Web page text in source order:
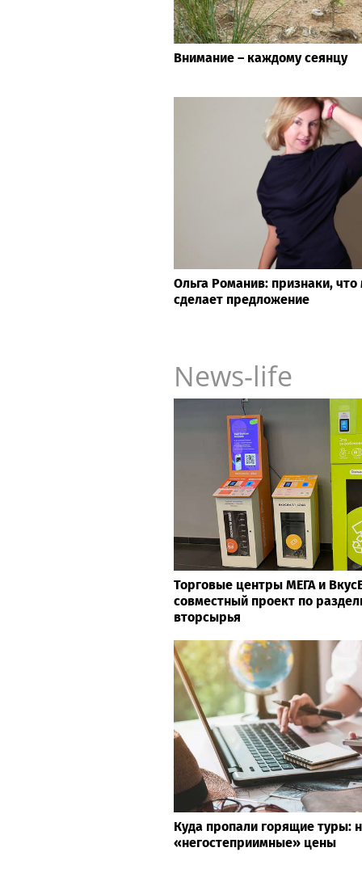
Внимание – каждому сеянцу
Ольга Романив: признаки,
сделает предложение
News-life
Торговые центры МЕГА и
совместный проект по
вторсырья
Куда пропали горящие туры:
«негостеприимные» цены